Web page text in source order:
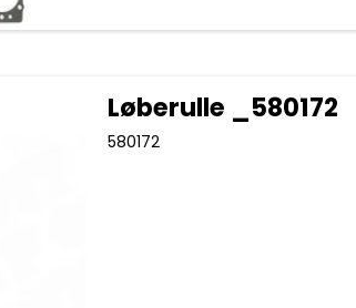
Løberulle _580172
580172